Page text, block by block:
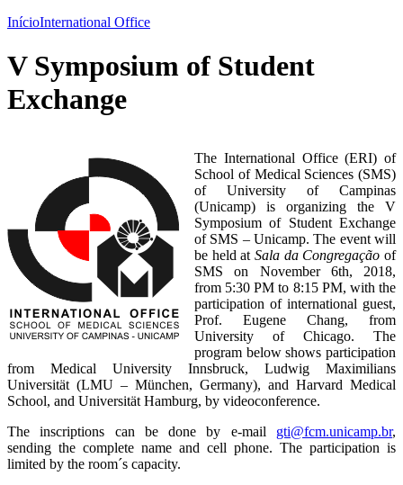
InícioInternational Office
V Symposium of Student
Exchange
The International Office (ERI) of
School of Medical Sciences (SMS)
of University of Campinas
(Unicamp) is organizing the V
Symposium of Student Exchange
of SMS – Unicamp. The event will
be held at Sala da Congregação of
SMS on November 6th, 2018,
from 5:30 PM to 8:15 PM, with the
participation of international guest,
Prof. Eugene Chang, from
University of Chicago. The
program below shows participation
from Medical University Innsbruck, Ludwig Maximilians
Universität (LMU – München, Germany), and Harvard Medical
School, and Universität Hamburg, by videoconference.
The inscriptions can be done by e-mail gti@fcm.unicamp.br,
sending the complete name and cell phone. The participation is
limited by the room´s capacity.